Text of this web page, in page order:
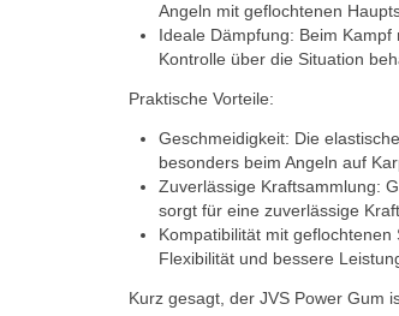
Angeln mit geflochtenen
Ideale Dämpfung: Beim
Kontrolle über die Situation
Praktische Vorteile:
Geschmeidigkeit: Die
besonders beim Angeln auf
Zuverlässige Kraftsammlung:
sorgt für eine zuverlässige
Kompatibilität mit
Flexibilität und bessere
Kurz gesagt, der JVS Power Gum